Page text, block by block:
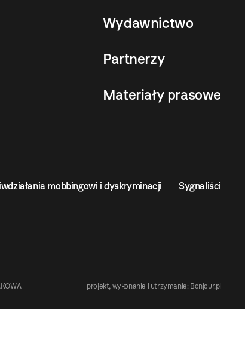
Wydawnictwo
Partnerzy
Materiały prasowe
mobbingowi i dyskryminacji Sygnaliści
projekt, wykonanie i utrzymanie: Bonjour.pl